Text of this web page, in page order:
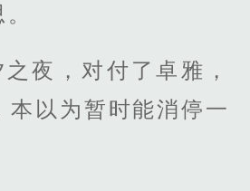
夜，对付了卓雅，
本以为暂时能消停一